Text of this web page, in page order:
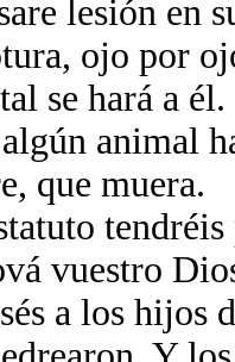
lesión en
ojo por
se hará a él.
animal
que muera.
vuestro
a los hijos